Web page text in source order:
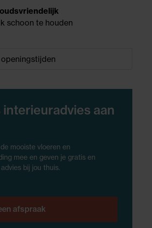
schoon te houden
interieuradvies aan
mooiste vloeren en
mee en geven je gratis en
bij jou thuis.
afspraak